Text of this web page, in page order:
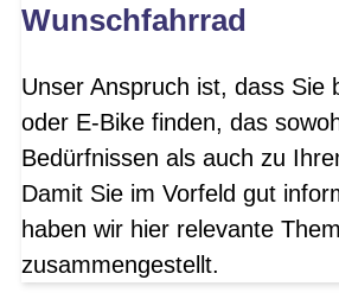
Wunschfahrrad
Unser Anspruch ist, dass Sie
oder E-Bike finden, das
Bedürfnissen als auch zu
Damit Sie im Vorfeld gut
haben wir hier relevante
zusammengestellt.